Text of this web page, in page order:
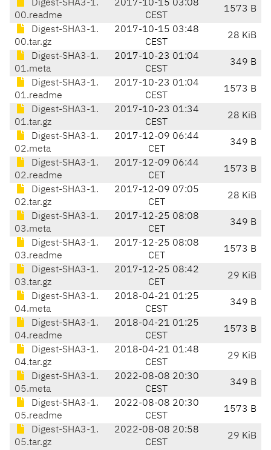
Digest-SHA3-1.
00.readme
2017-10-15 03:08
CEST
1573 B
Digest-SHA3-1.
00.tar.gz
2017-10-15 03:48
CEST
28 KiB
Digest-SHA3-1.
01.meta
2017-10-23 01:04
CEST
349 B
Digest-SHA3-1.
01.readme
2017-10-23 01:04
CEST
1573 B
Digest-SHA3-1.
01.tar.gz
2017-10-23 01:34
CEST
28 KiB
Digest-SHA3-1.
02.meta
2017-12-09 06:44
CET
349 B
Digest-SHA3-1.
02.readme
2017-12-09 06:44
CET
1573 B
Digest-SHA3-1.
02.tar.gz
2017-12-09 07:05
CET
28 KiB
Digest-SHA3-1.
03.meta
2017-12-25 08:08
CET
349 B
Digest-SHA3-1.
03.readme
2017-12-25 08:08
CET
1573 B
Digest-SHA3-1.
03.tar.gz
2017-12-25 08:42
CET
29 KiB
Digest-SHA3-1.
04.meta
2018-04-21 01:25
CEST
349 B
Digest-SHA3-1.
04.readme
2018-04-21 01:25
CEST
1573 B
Digest-SHA3-1.
04.tar.gz
2018-04-21 01:48
CEST
29 KiB
Digest-SHA3-1.
05.meta
2022-08-08 20:30
CEST
349 B
Digest-SHA3-1.
05.readme
2022-08-08 20:30
CEST
1573 B
Digest-SHA3-1.
05.tar.gz
2022-08-08 20:58
CEST
29 KiB